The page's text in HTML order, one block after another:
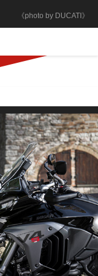
《photo by DUCATI》